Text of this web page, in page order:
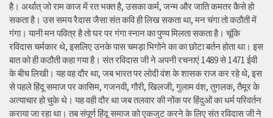
है। अर्थात् जो राम काज में रत भक्त है, उसका कर्म, जन्म और जाति कमतर कैसे हो
सकता है। उस समय रैदास जैसा संत कवि ही लिख सकता था, मन चंगा तो कठौती में
गंगा। यानी मन पवित्र है तो घर पर गंगा स्नान का पुण्य मिलता सकता है। चूंकि
रविदास चर्मकार थे, इसलिए उनके पास चमड़ा भिगोने का का छोटा बर्तन होता था। इस
बात को ही कठौती कहा गया है। संत रविदास जी ने अपनी रचनाएं 1489 से 1471 ईवी
के बीच लिखी। यह वह दौर था, जब भारत पर लोदी वंश के शासक राज कर रहे थे, इस
से पहले हिंदू समाज पर कासिम, गजनवी, गौरी, खिलजी, गुलाम वंश, तुगलक, तैमूर के
अत्याचार हो चुके थे। यह वही दौर था जब तलवार की नोंक पर हिंदुओं का धर्म परिवर्तन
कराया जा रहा था। तब संपूर्ण हिंदू समाज को एकजुट करने के लिए संत रविदास जी ने